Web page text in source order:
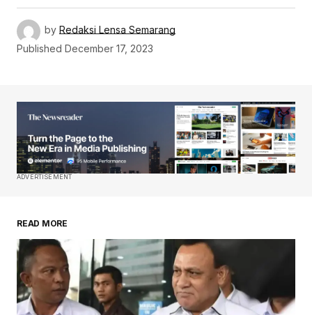
by Redaksi Lensa Semarang
Published December 17, 2023
ADVERTISEMENT
READ MORE